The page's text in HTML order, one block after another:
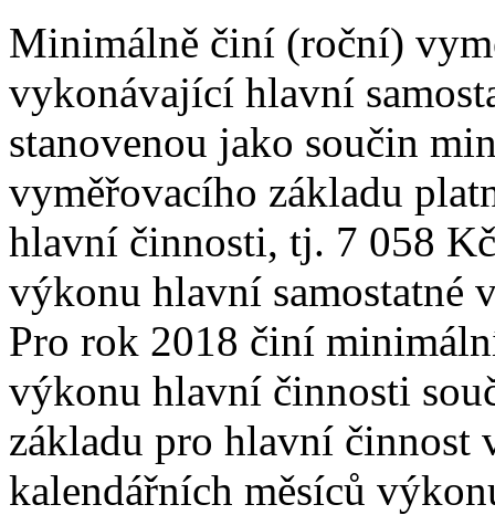
Minimálně činí (roční)
vykonávající hlavní
stanovenou jako součin
vyměřovacího základu
hlavní činnosti, tj. 7 058
výkonu hlavní samostatné
Pro rok 2018 činí
výkonu hlavní činnosti
základu pro hlavní činnost
kalendářních měsíců